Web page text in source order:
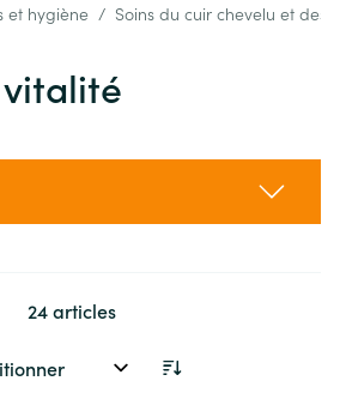
et hygiène / Soins du cuir chevelu et des
24articles
par: